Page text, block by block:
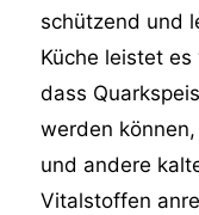
schützend und
Küche leistet
dass
werden
und andere
Vitalstoffen